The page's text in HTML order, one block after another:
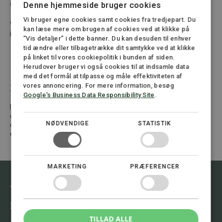
Gratis vurdering – ingen risiko
Vi tilbyder en gratis vurdering af din sag. Derfor er det en god
idé at tage kontakt hurtigst muligt efter ulykken.
Husk: Du har ret til erstatning –
men det sker ikke af sig selv
Hvis du er kommet til skade på jobbet, har du ret til erstatning,
også selvom ingen har begået fejl. Det kræver dog, at sagen
er korrekt anmeldt og dokumenteret. Og det er netop her, en
erfaren advokat gør forskellen.
Vil du vide mere om emnet, kontakt
mig.
Denne hjemmeside bruger cookies
Vi bruger egne cookies samt cookies fra tredjepart. Du
kan læse mere om brugen af cookies ved at klikke på
”Vis detaljer” i dette banner. Du kan desuden til enhver
tid ændre eller tilbagetrække dit samtykke ved at klikke
på linket til vores cookiepolitik i bunden af siden.
Herudover bruger vi også cookies til at indsamle data
med det formål at tilpasse og måle effektiviteten af
vores annoncering. For mere information, besøg
Google's Business Data Responsibility Site
NØDVENDIGE STATISTIK
MARKETING PRÆFERENCER
TILLAD ALLE